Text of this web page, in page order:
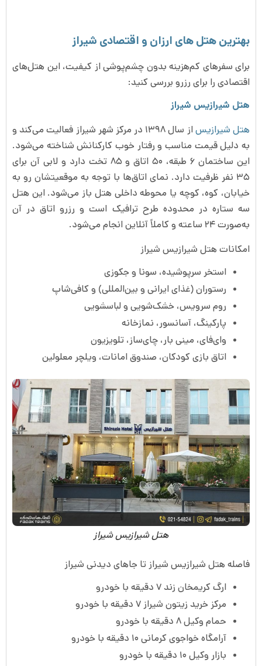
بهترین هتل های ارزان و اقتصادی شیراز
برای سفرهای کم‌هزینه بدون چشم‌پوشی از کیفیت، این هتل‌های
اقتصادی را برای رزرو بررسی کنید:
هتل شیرازیس شیراز
هتل شیرازیس
از سال ۱۳۹۸ در مرکز شهر شیراز فعالیت می‌کند و
به دلیل قیمت مناسب و رفتار خوب کارکنانش شناخته می‌شود.
این ساختمان ۶ طبقه، ۵۰ اتاق و ۸۵ تخت دارد و لابی آن برای
۳۵ نفر ظرفیت دارد. نمای اتاق‌ها با توجه به موقعیتشان رو به
خیابان، کوه، کوچه یا محوطه داخلی هتل باز می‌شود. این هتل
سه ستاره در محدوده طرح ترافیک است و رزرو اتاق در آن
به‌صورت ۲۴ ساعته و کاملاً آنلاین انجام می‌شود.
امکانات هتل شیرازیس شیراز
استخر سرپوشیده، سونا و جکوزی
رستوران (غذای ایرانی و بین‌المللی) و کافی‌شاپ
روم سرویس، خشک‌شویی و لباسشویی
پارکینگ، آسانسور، نمازخانه
وای‌فای، مینی بار، چای‌ساز، تلویزیون
اتاق بازی کودکان، صندوق امانات، ویلچر معلولین
هتل شیرازیس شیراز
فاصله هتل شیرازیس شیراز تا جاهای دیدنی شیراز
ارگ کریمخان زند ۷ دقیقه با خودرو
مرکز خرید زیتون شیراز ۷ دقیقه با خودرو
حمام وکیل ۸ دقیقه با خودرو
آرامگاه خواجوی کرمانی ۱۰ دقیقه با خودرو
بازار وکیل ۱۰ دقیقه با خودرو